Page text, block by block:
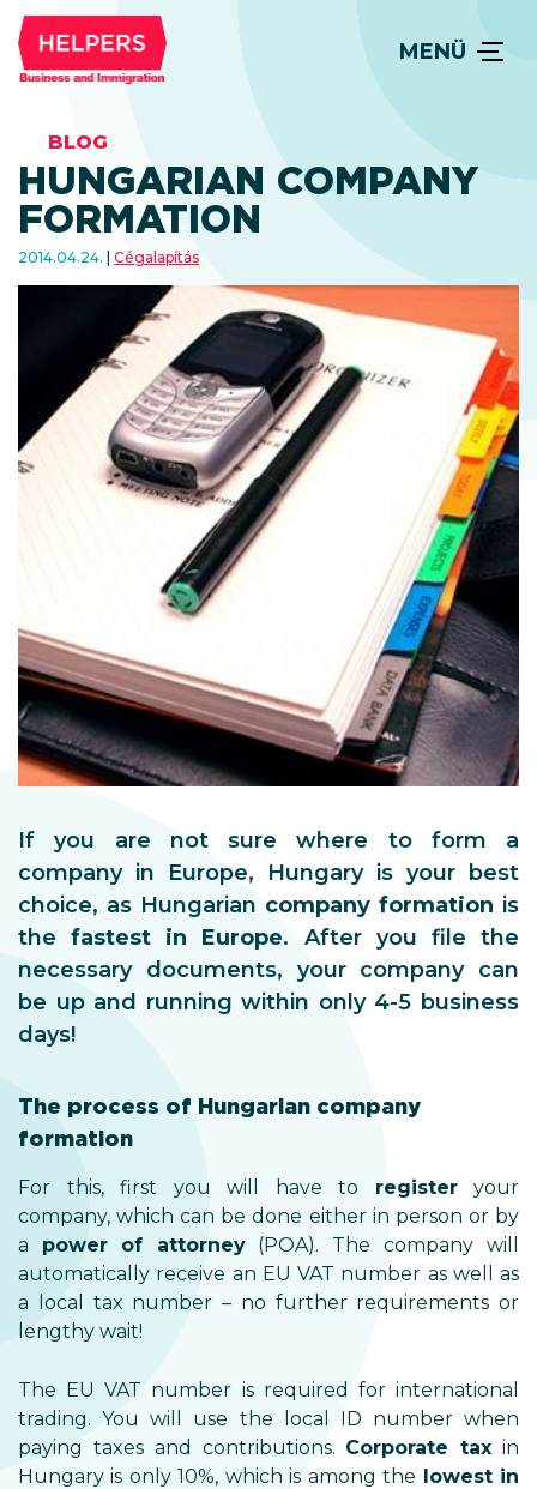
MENÜ
BLOG
HUNGARIAN COMPANY
FORMATION
2014.04.24. Cégalapítás
If you are not sure where to form a
company in Europe, Hungary is your best
choice, as Hungarian company formation is
thefastest in Europe. After you file the
necessary documents, your company can
be up and running within only 4-5 business
days!
The process of Hungarian company
formation
For this, first you will have to registeryour
company, which can be done either in person or by
a power of attorney(POA). The company will
automatically receive an EU VAT number as well as
a local tax number – no further requirements or
lengthy wait!
The EU VAT number is required for international
trading. You will use the local ID number when
paying taxes and contributions. Corporate tax in
Hungary is only 10%, which is among the lowest in